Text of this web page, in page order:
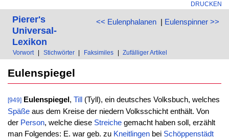
DRUCKEN
<< Eulenphalanen| Eulenspinner >>
Pierer's
Universal-
Lexikon
Vorwort Stichwörter Faksimiles Zufälliger Artikel
Eulenspiegel
[949] Eulenspiegel , Till
(Tyll), ein deutsches Volksbuch, welches
Späßeaus dem Kreise der niedern Volksschicht enthält. Von
der Person, welche diese Streichegemacht haben soll, erzählt
man Folgendes: E. war geb. zu Kneitlingenbei Schöppenstädt